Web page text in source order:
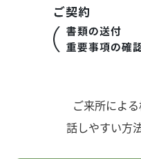
ご来所による
話しやすい方